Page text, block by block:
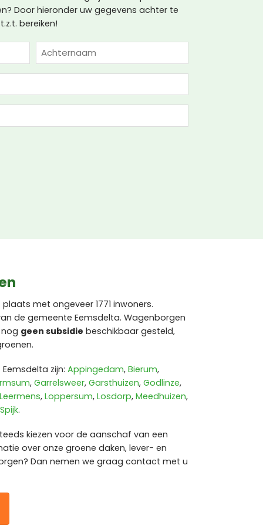
Door hieronder uw gegevens achter te
bereiken!
Achternaam
met ongeveer 1771 inwoners.
de gemeente Eemsdelta. Wagenborgen
geen subsidie beschikbaar gesteld,
zijn: Appingedam, Bierum,
, Garrelsweer, Garsthuizen, Godlinze,
Leermens, Loppersum, Losdorp, Meedhuizen,
Spijk.
kiezen voor de aanschaf van een
over onze groene daken, lever- en
Dan nemen we graag contact met u